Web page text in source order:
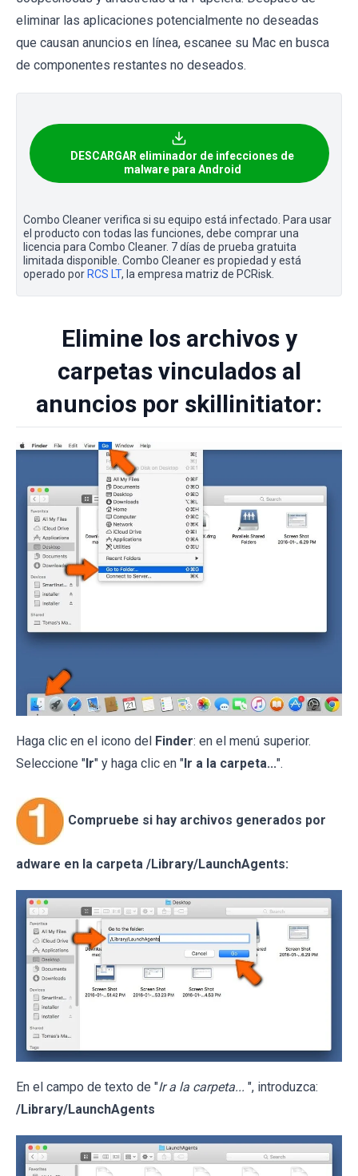
eliminar las aplicaciones potencialmente no deseadas
que causan anuncios en línea, escanee su Mac en busca
de componentes restantes no deseados.
DESCARGAR eliminador de infecciones de
malware para Android
Combo Cleaner verifica si su equipo está infectado. Para usar
el producto con todas las funciones, debe comprar una
licencia para Combo Cleaner. 7 días de prueba gratuita
limitada disponible. Combo Cleaner es propiedad y está
operado por RCS LT, la empresa matriz de PCRisk.
Elimine los archivos y
carpetas vinculados al
anuncios por skillinitiator:
Haga clic en el icono del Finder: en el menú superior.
Seleccione "Ir" y haga clic en "Ir a la carpeta...".
Compruebe si hay archivos generados por
adware en la carpeta /Library/LaunchAgents:
En el campo de texto de "Ir a la carpeta... ", introduzca:
/Library/LaunchAgents